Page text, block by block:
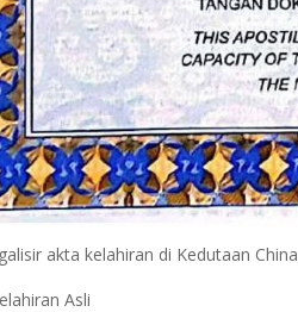
akta kelahiran di Kedutaan China
Asli